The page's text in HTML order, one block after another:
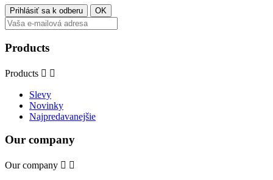
Products
Products  
Slevy
Novinky
Najpredavanejšie
Our company
Our company  